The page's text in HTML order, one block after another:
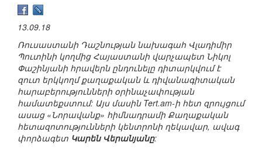
13.09.18
Ռուսաստանի Դաշնության նախագահ Վլադիմիր
Պուտինի կողմից Հայաստանի վարչապետ Նիկոլ
Փաշինյանի հրավերն ընդունելը դիտարկվում է
զուտ երկկողմ քաղաքական և դիվանագիտական
հարաբերությունների օրինաչափության
համատեքստում: Այս մասին Tert.am-ի հետ զրույցում
ասաց «Նորավանք» հիմնադրամի Քաղաքական
հետազոտությունների կենտրոնի ղեկավար, ավագ
փորձագետ Կարեն Վերանյանը: